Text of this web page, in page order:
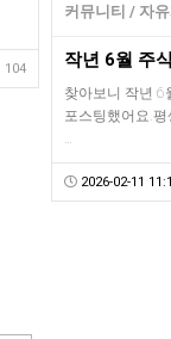
104
커뮤니티 / 자
작년 6월 주
찾아보니 작년 6
포스팅했어요.
…
2026-02-11